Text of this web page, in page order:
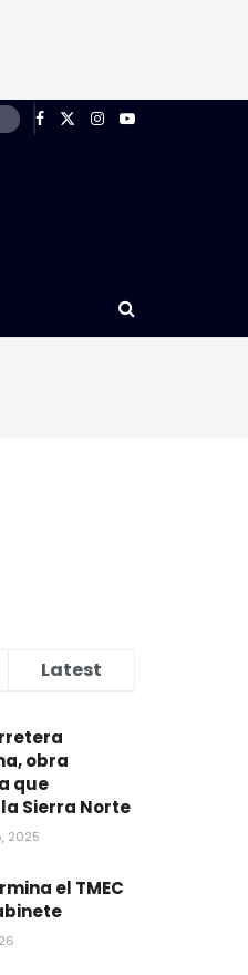
Latest
obra
que
Sierra Norte
2025
el TMEC